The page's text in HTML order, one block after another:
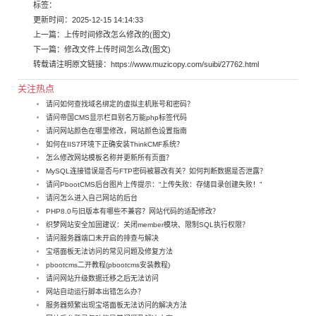
标签：
更新时间：2025-12-15 14:14:33
上一篇： 上传时间修改怎么修改的(图文)
下一篇： 修改文件上传时间怎么改(图文)
转载请注明原文链接： https://www.muzicopy.com/suibi/27762.html
关注热点
请问如何查找域名绑定的虚拟主机账号和密码？
请问帝国CMS显示栏目别名万能php标签代码
请问网站颜色在哪里修改，网站颜色设置指南
如何在IIS7环境下正确安装ThinkCMF系统？
怎么修改网站模板名称并更新所有页面？
MySQL连接错误是否与FTP密码被篡改有关？如何判断数据是否泄露？
请问PbootCMS后台图片上传提示：“上传失败：存储目录创建失败！”
请问怎么进入自己网站的后台
PHP8.0与旧版本有哪些不兼容？网站代码的适配修改？
织梦网站安全加固建议：关闭member模块、限制SQL执行权限？
请问服务器端口未开启的排查与解决
宝塔面板无法访问的常见问题及修复方法
pbootcms二开教程(pbootcms安装教程)
请问网站升级数据迁移之后无法访问
网站自动运行脚本出错怎么办？
服务器频繁出现宝塔面板无法访问的解决方法